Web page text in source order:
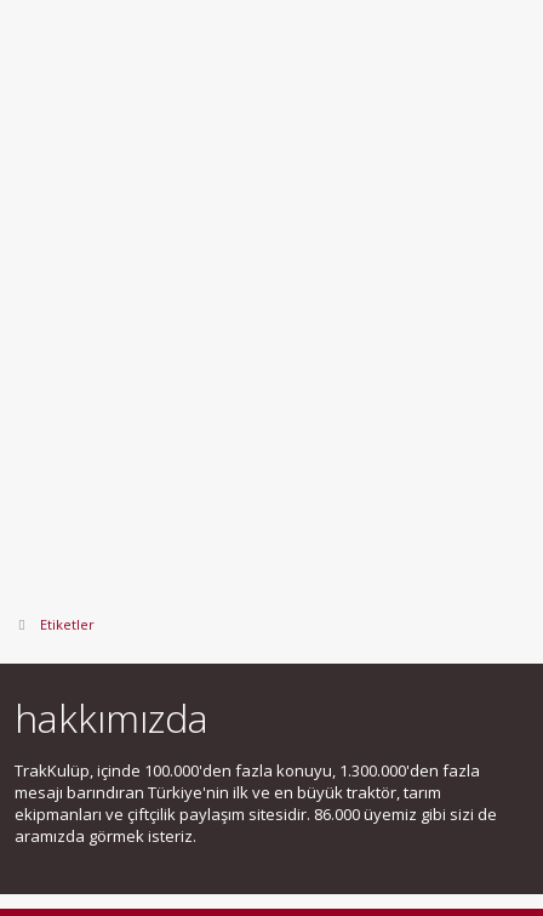
Etiketler
hakkımızda
TrakKulüp, içinde 100.000'den fazla konuyu, 1.300.000'den fazla
mesajı barındıran Türkiye'nin ilk ve en büyük traktör, tarım
ekipmanları ve çiftçilik paylaşım sitesidir. 86.000 üyemiz gibi sizi de
aramızda görmek isteriz.